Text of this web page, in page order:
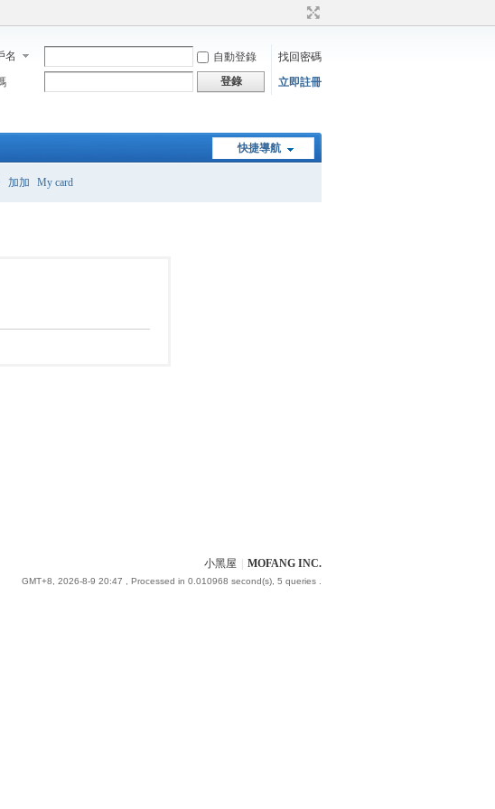
名 自動登錄
找回密碼
登錄 立即註冊
快捷導航
加加 My card
小黑屋 MOFANG INC.
GMT+8, 2026-8-9 20:47 , Processed in 0.010968 second(s), 5 queries .